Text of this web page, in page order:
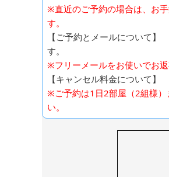
※直近のご予約の場合は、お
す。
【ご予約とメールについて
す。
※フリーメールをお使いでお
【キャンセル料金について
※ご予約は1日2部屋（2組様）
い。